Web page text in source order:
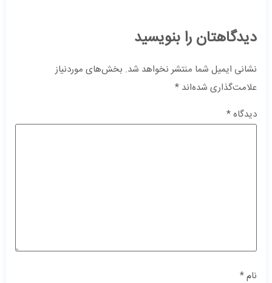
دیدگاهتان را بنویسید
نشانی ایمیل شما منتشر نخواهد شد. بخش‌های موردنیاز
علامت‌گذاری شده‌اند *
دیدگاه*
نام*